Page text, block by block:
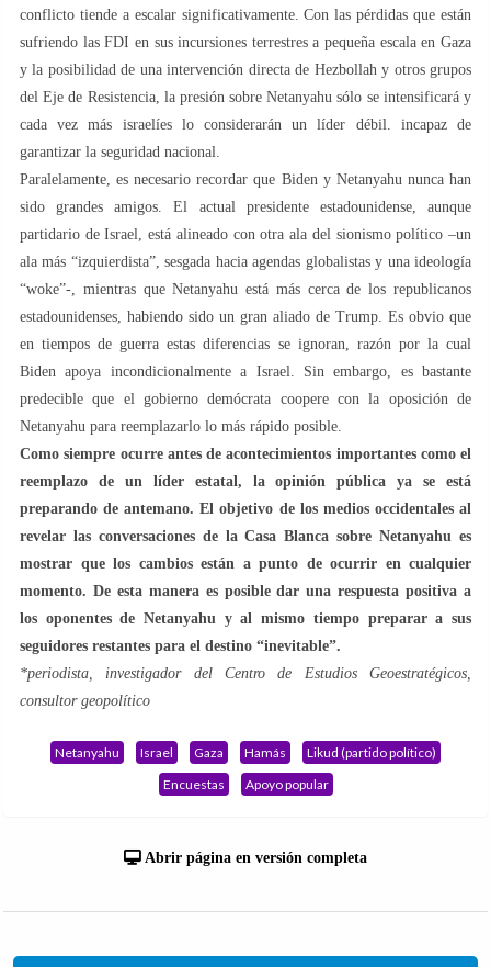
conflicto tiende a escalar significativamente. Con las pérdidas que están
sufriendo las FDI en sus incursiones terrestres a pequeña escala en Gaza
y la posibilidad de una intervención directa de Hezbollah y otros grupos
del Eje de Resistencia, la presión sobre Netanyahu sólo se intensificará y
cada vez más israelíes lo considerarán un líder débil. incapaz de
garantizar la seguridad nacional.
Paralelamente, es necesario recordar que Biden y Netanyahu nunca han
sido grandes amigos. El actual presidente estadounidense, aunque
partidario de Israel, está alineado con otra ala del sionismo político –un
ala más “izquierdista”, sesgada hacia agendas globalistas y una ideología
“woke”-, mientras que Netanyahu está más cerca de los republicanos
estadounidenses, habiendo sido un gran aliado de Trump. Es obvio que
en tiempos de guerra estas diferencias se ignoran, razón por la cual
Biden apoya incondicionalmente a Israel. Sin embargo, es bastante
predecible que el gobierno demócrata coopere con la oposición de
Netanyahu para reemplazarlo lo más rápido posible.
Como siempre ocurre antes de acontecimientos importantes como el
reemplazo de un líder estatal, la opinión pública ya se está
preparando de antemano. El objetivo de los medios occidentales al
revelar las conversaciones de la Casa Blanca sobre Netanyahu es
mostrar que los cambios están a punto de ocurrir en cualquier
momento. De esta manera es posible dar una respuesta positiva a
los oponentes de Netanyahu y al mismo tiempo preparar a sus
seguidores restantes para el destino “inevitable”.
*periodista, investigador del Centro de Estudios Geoestratégicos,
consultor geopolítico
Netanyahu Israel Gaza Hamás
Likud (partido político)
Encuestas
Apoyo popular
Abrir página en versión completa